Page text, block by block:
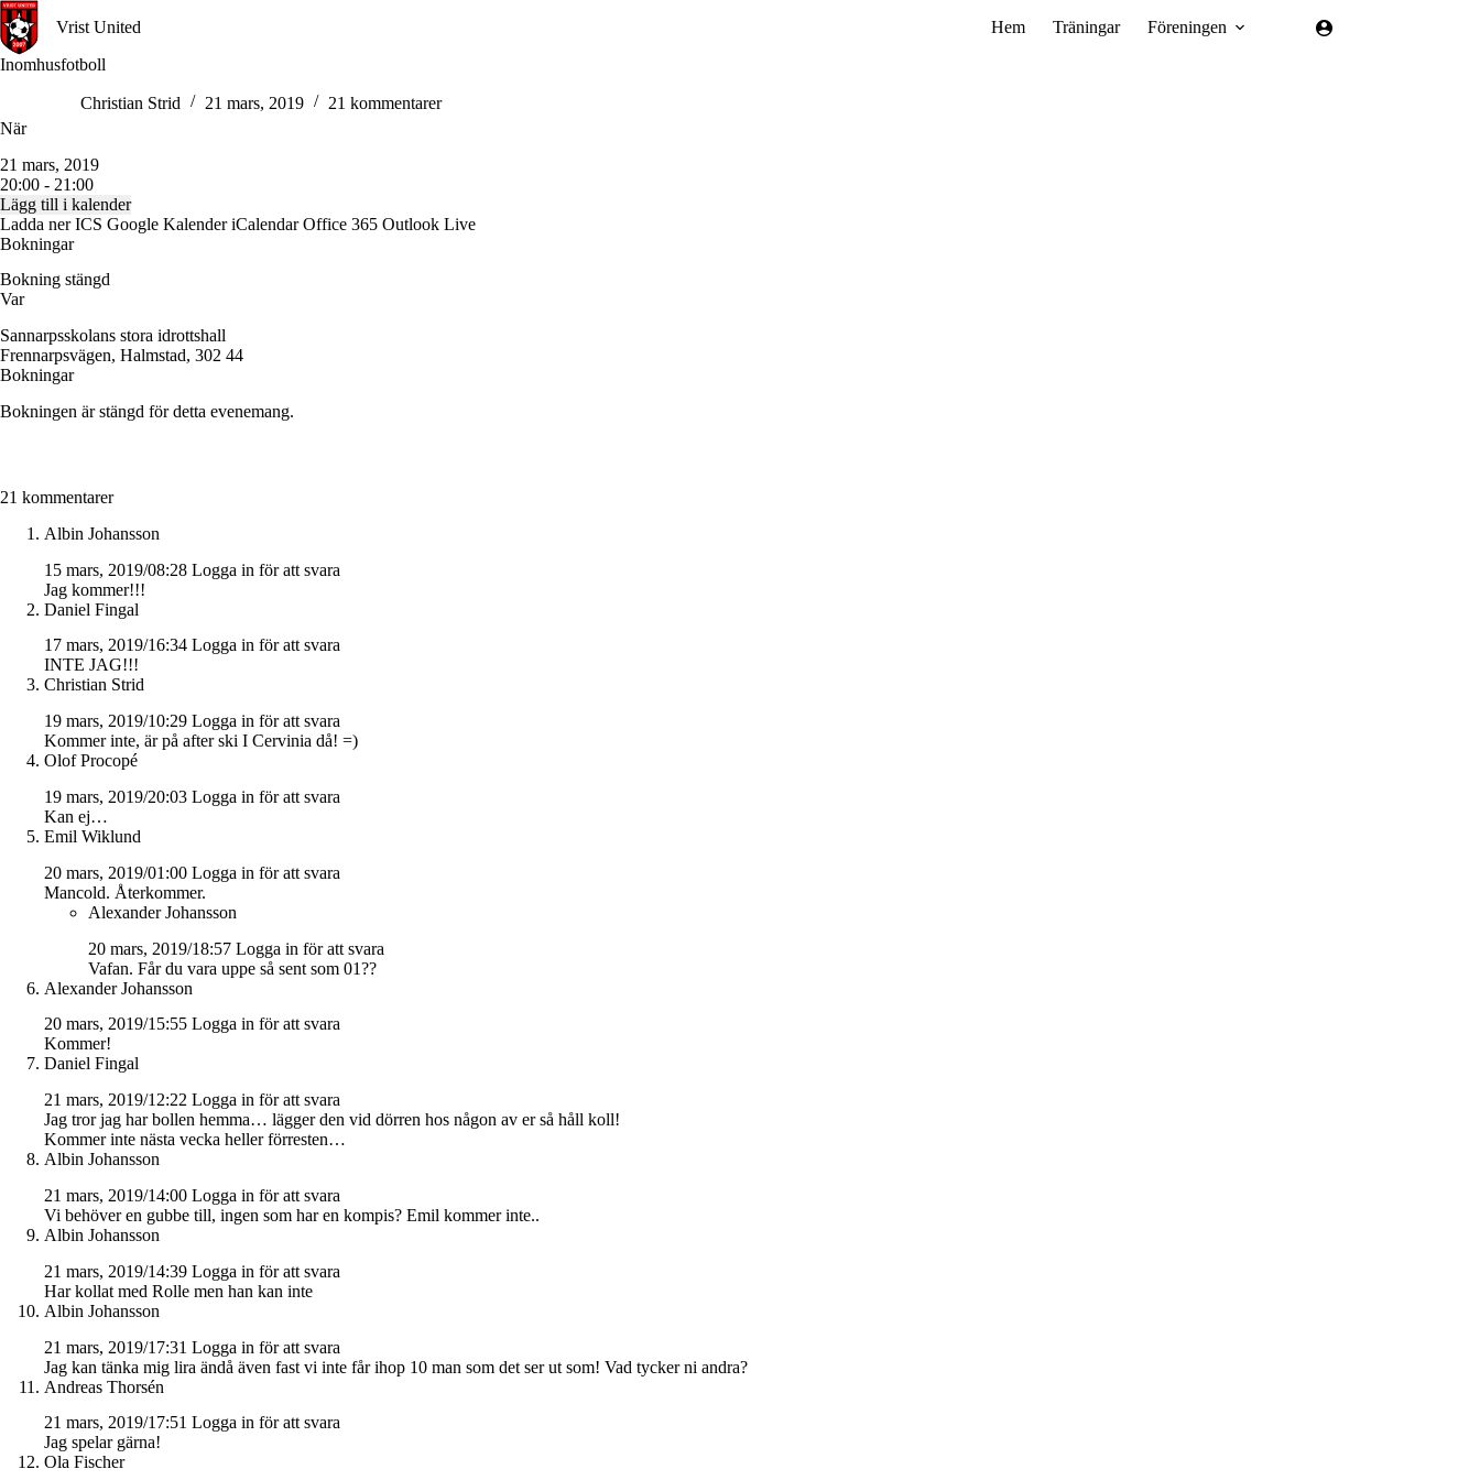
Hoppa
till
innehåll
Vrist United Hem Träningar
Föreningen
Inomhusfotboll
Christian Strid 21 mars, 2019
21 kommentarer
När
21 mars, 2019
20:00 - 21:00
Lägg till i kalender
Ladda ner ICS Google Kalender iCalendar Office 365 Outlook Live
Bokningar
Bokning stängd
Var
Sannarpsskolans stora idrottshall
Frennarpsvägen, Halmstad, 302 44
Bokningar
Bokningen är stängd för detta evenemang.
21 kommentarer
Albin Johansson
15 mars, 2019/08:28 Logga in för att svara
Jag kommer!!!
Daniel Fingal
17 mars, 2019/16:34 Logga in för att svara
INTE JAG!!!
Christian Strid
19 mars, 2019/10:29 Logga in för att svara
Kommer inte, är på after ski I Cervinia då! =)
Olof Procopé
19 mars, 2019/20:03 Logga in för att svara
Kan ej…
Emil Wiklund
20 mars, 2019/01:00 Logga in för att svara
Mancold. Återkommer.
Alexander Johansson
20 mars, 2019/18:57 Logga in för att svara
Vafan. Får du vara uppe så sent som 01??
Alexander Johansson
20 mars, 2019/15:55 Logga in för att svara
Kommer!
Daniel Fingal
21 mars, 2019/12:22 Logga in för att svara
Jag tror jag har bollen hemma… lägger den vid dörren hos någon av er så håll koll!
Kommer inte nästa vecka heller förresten…
Albin Johansson
21 mars, 2019/14:00 Logga in för att svara
Vi behöver en gubbe till, ingen som har en kompis? Emil kommer inte..
Albin Johansson
21 mars, 2019/14:39 Logga in för att svara
Har kollat med Rolle men han kan inte
Albin Johansson
21 mars, 2019/17:31 Logga in för att svara
Jag kan tänka mig lira ändå även fast vi inte får ihop 10 man som det ser ut som! Vad tycker ni andra?
Andreas Thorsén
21 mars, 2019/17:51 Logga in för att svara
Jag spelar gärna!
Ola Fischer